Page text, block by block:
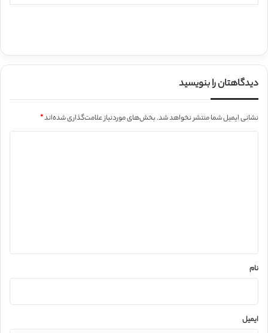
دیدگاهتان را بنویسید
نشانی ایمیل شما منتشر نخواهد شد.بخش‌های موردنیاز علامت‌گذاری شده‌اند*
نام
ایمیل